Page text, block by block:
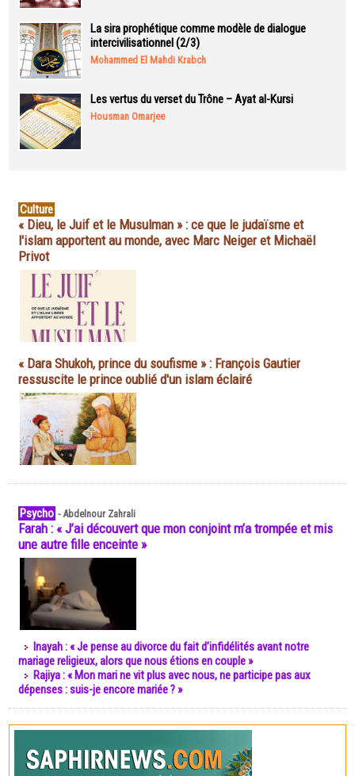
La sira prophétique comme modèle de dialogue
intercivilisationnel (2/3)
Mohammed El Mahdi Krabch
Les vertus du verset du Trône – Ayat al-Kursi
Housman Omarjee
Culture
« Dieu, le Juif et le Musulman » : ce que le judaïsme et
l'islam apportent au monde, avec Marc Neiger et Michaël
Privot
« Dara Shukoh, prince du soufisme » : François Gautier
ressuscite le prince oublié d'un islam éclairé
Psycho -Abdelnour Zahrali
Farah : « J’ai découvert que mon conjoint m’a trompée et mis
une autre fille enceinte »
Inayah : « Je pense au divorce du fait d’infidélités avant notre
mariage religieux, alors que nous étions en couple »
Rajiya : « Mon mari ne vit plus avec nous, ne participe pas aux
dépenses : suis-je encore mariée ? »